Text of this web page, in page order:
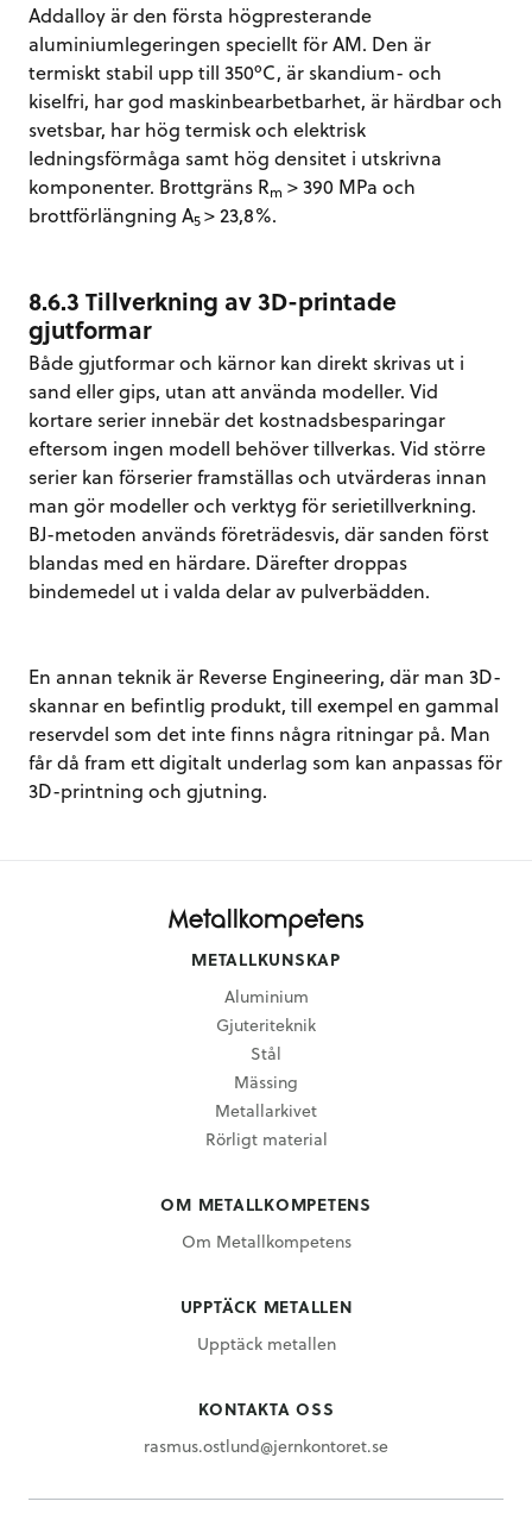
Addalloy är den första högpresterande
aluminiumlegeringen speciellt för AM. Den är
termiskt stabil upp till 350ºC, är skandium- och
kiselfri, har god maskinbearbetbarhet, är härdbar och
svetsbar, har hög termisk och elektrisk
ledningsförmåga samt hög densitet i utskrivna
komponenter. Brottgräns Rm > 390 MPa och
brottförlängning A5> 23,8%.
8.6.3 Tillverkning av 3D-printade
gjutformar
Både gjutformar och kärnor kan direkt skrivas ut i
sand eller gips, utan att använda modeller. Vid
kortare serier innebär det kostnadsbesparingar
eftersom ingen modell behöver tillverkas. Vid större
serier kan förserier framställas och utvärderas innan
man gör modeller och verktyg för serietillverkning.
BJ-metoden används företrädesvis, där sanden först
blandas med en härdare. Därefter droppas
bindemedel ut i valda delar av pulverbädden.
En annan teknik är Reverse Engineering, där man 3D-
skannar en befintlig produkt, till exempel en gammal
reservdel som det inte finns några ritningar på. Man
får då fram ett digitalt underlag som kan anpassas för
3D-printning och gjutning.
METALLKUNSKAP
Aluminium
Gjuteriteknik
Stål
Mässing
Metallarkivet
Rörligt material
OM METALLKOMPETENS
Om Metallkompetens
UPPTÄCK METALLEN
Upptäck metallen
KONTAKTA OSS
rasmus.ostlund@jernkontoret.se